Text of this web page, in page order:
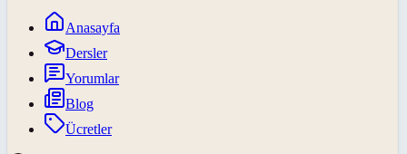
Anasayfa
Dersler
Yorumlar
Blog
Ücretler